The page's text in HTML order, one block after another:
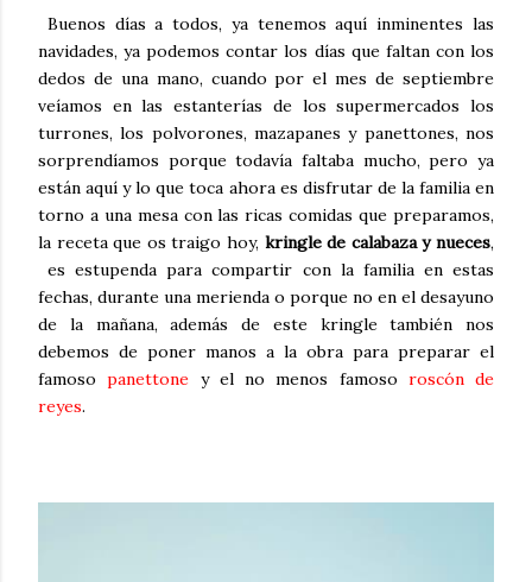
Buenos días a todos, ya tenemos aquí inminentes las
navidades, ya podemos contar los días que faltan con los
dedos de una mano, cuando por el mes de septiembre
veíamos en las estanterías de los supermercados los
turrones, los polvorones, mazapanes y panettones, nos
sorprendíamos porque todavía faltaba mucho, pero ya
están aquí y lo que toca ahora es disfrutar de la familia en
torno a una mesa con las ricas comidas que preparamos,
la receta que os traigo hoy, kringle de calabaza y nueces,
es estupenda para compartir con la familia en estas
fechas, durante una merienda o porque no en el desayuno
de la mañana, además de este kringle también nos
debemos de poner manos a la obra para preparar el
famosopanettone y el no menos famoso roscón de
reyes.